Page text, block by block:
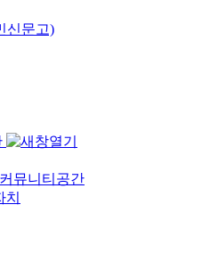
신문고)
뮤니티공간